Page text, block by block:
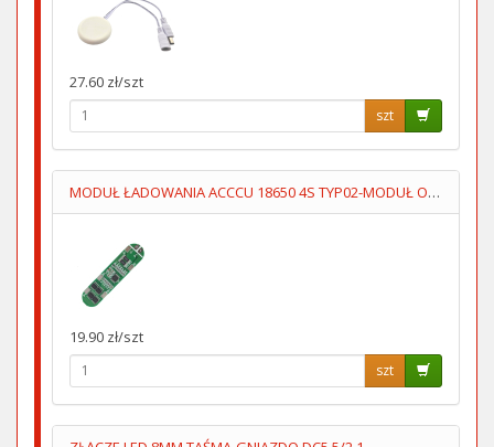
27.60 zł/szt
szt
MODUŁ ŁADOWANIA ACCCU 18650 4S TYP02-MODUŁ OCHRONY ACCU 14.8
19.90 zł/szt
szt